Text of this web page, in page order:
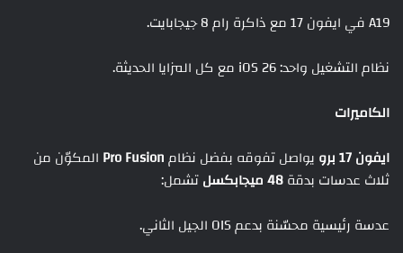
A19 في ايفون 17 مع ذاكرة رام 8 جيجابايت.
نظام التشغيل واحد: iOS 26 مع كل المزايا الحديثة.
الكاميرات
ايفون 17 برو
يواصل تفوقه بفضل نظامPro Fusion المكوّن من
ثلاث عدسات بدقة48 ميجابكسل
تشمل:
عدسة رئيسية محسّنة بدعم OIS الجيل الثاني.